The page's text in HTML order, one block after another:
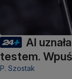
AI
testem.
P. Szostak